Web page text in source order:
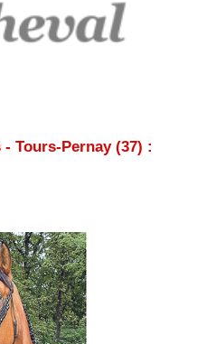
Tours-Pernay (37) :